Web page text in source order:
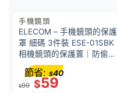
手機鏡頭
ELECOM – 手機鏡頭的保護
罩 細碼 3件裝 ESE-01SBK
相機鏡頭的保護蓋｜防偷窺
神器｜防黑客鏡頭貼｜防偷
窺器鏡頭｜私隱保護蓋｜安
裝簡單｜保護隱私｜防監視
$99 $59
節省: $40